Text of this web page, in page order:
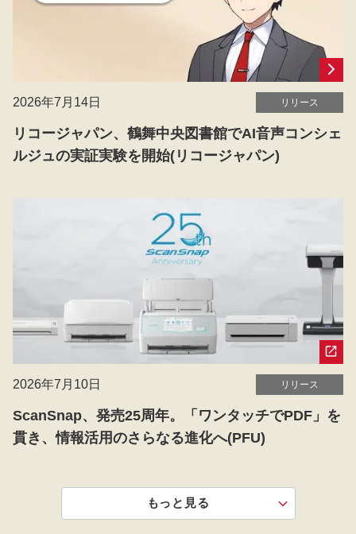
リコージャパン、鶴舞中央図書館でAI音声コンシェ
ルジュの実証実験を開始(リコージャパン)
2026年7月14日 リリース
ScanSnap、発売25周年。「ワンタッチでPDF」を
貫き、情報活用のさらなる進化へ(PFU)
2026年7月10日 リリース
もっと見る